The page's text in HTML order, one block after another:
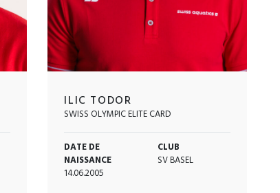
ILIC TODOR
SWISS OLYMPIC ELITE CARD
DATE DE
NAISSANCE
14.06.2005
CLUB
SV BASEL